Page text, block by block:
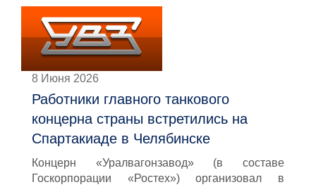
8 Июня 2026
Работники главного танкового
концерна страны встретились на
Спартакиаде в Челябинске
Концерн «Уралвагонзавод» (в составе
Госкорпорации «Ростех») организовал в